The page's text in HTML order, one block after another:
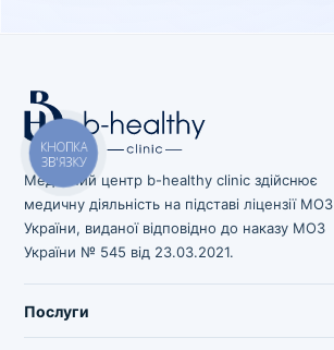
Медичний центр b-healthy clinic здійснює
медичну діяльність на підставі ліцензії МОЗ
України, виданої відповідно до наказу МОЗ
України № 545 від 23.03.2021.
Послуги
КНОПКА
ЗВ'ЯЗКУ